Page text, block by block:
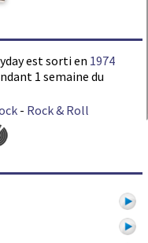
est sorti en 1974
1 semaine du
- Rock & Roll